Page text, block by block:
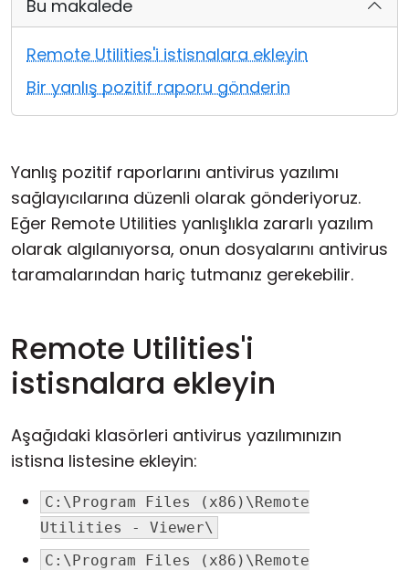
Bu makalede
Remote Utilities'i istisnalara ekleyin
Bir yanlış pozitif raporu gönderin
Yanlış pozitif raporlarını antivirus yazılımı
sağlayıcılarına düzenli olarak gönderiyoruz.
Eğer Remote Utilities yanlışlıkla zararlı yazılım
olarak algılanıyorsa, onun dosyalarını antivirus
taramalarından hariç tutmanız gerekebilir.
Remote Utilities'i
istisnalara ekleyin
Aşağıdaki klasörleri antivirus yazılımınızın
istisna listesine ekleyin:
C:\Program Files (x86)\Remote
Utilities - Viewer\
C:\Program Files (x86)\Remote
Bulut ve Yerel